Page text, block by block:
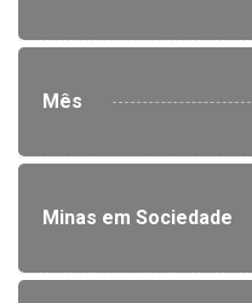
Mês
Minas em Sociedade